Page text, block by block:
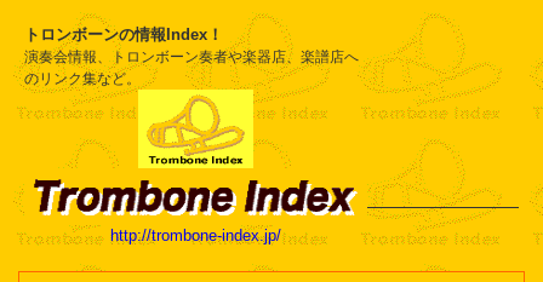
トロンボーンの情報Index！
演奏会情報、トロンボーン奏者や楽器店、楽譜店へ
のリンク集など。
http://trombone-index.jp/